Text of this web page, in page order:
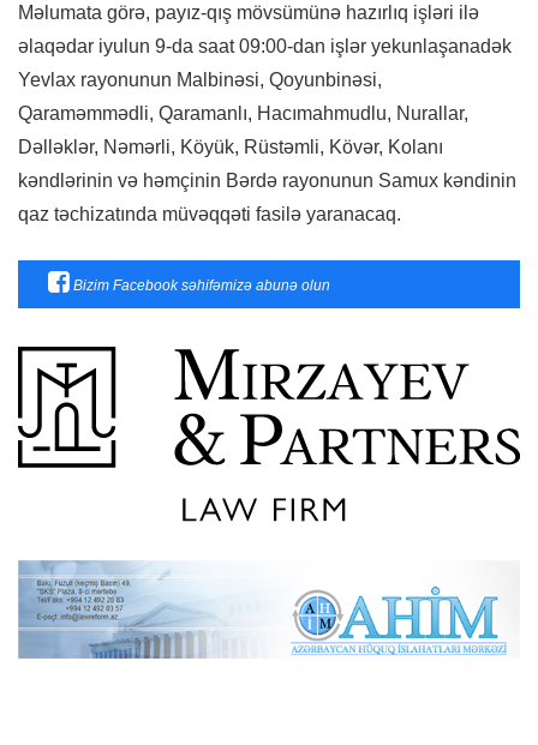
Məlumata görə, payız-qış mövsümünə hazırlıq işləri ilə
əlaqədar iyulun 9-da saat 09:00-dan işlər yekunlaşanadək
Yevlax rayonunun Malbinəsi, Qoyunbinəsi,
Qaraməmmədli, Qaramanlı, Hacımahmudlu, Nurallar,
Dəlləklər, Nəmərli, Köyük, Rüstəmli, Kövər, Kolanı
kəndlərinin və həmçinin Bərdə rayonunun Samux kəndinin
qaz təchizatında müvəqqəti fasilə yaranacaq.
Bizim Facebook səhifəmizə abunə olun